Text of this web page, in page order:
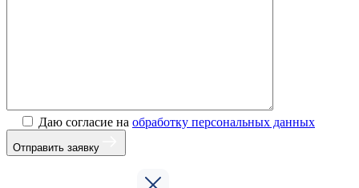
Даю согласие на обработку персональных данных
Отправить заявку